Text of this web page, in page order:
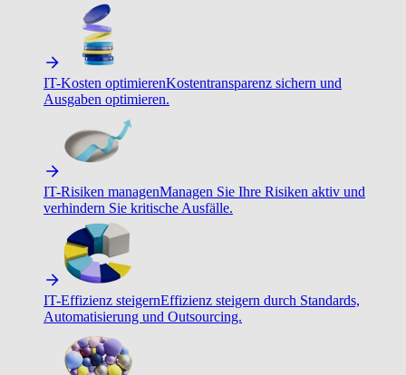
IT-Kosten optimierenKostentransparenz sichern und
Ausgaben optimieren.
IT-Risiken managenManagen Sie Ihre Risiken aktiv und
verhindern Sie kritische Ausfälle.
IT-Effizienz steigernEffizienz steigern durch Standards,
Automatisierung und Outsourcing.